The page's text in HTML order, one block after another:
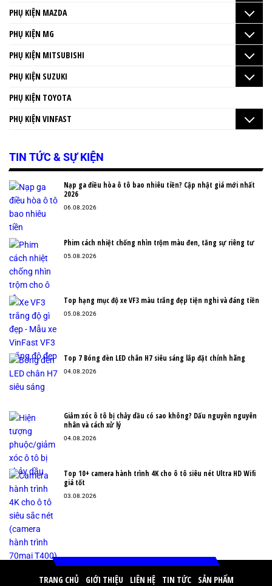
PHỤ KIỆN MAZDA
PHỤ KIỆN MG
PHỤ KIỆN MITSUBISHI
PHỤ KIỆN SUZUKI
PHỤ KIỆN TOYOTA
PHỤ KIỆN VINFAST
TIN TỨC & SỰ KIỆN
Nạp ga điều hòa ô tô bao nhiêu tiền? Cập nhật giá mới nhất
2026
06.08.2026
Phim cách nhiệt chống nhìn trộm màu đen, tăng sự riêng tư
05.08.2026
Top hạng mục độ xe VF3 màu trắng đẹp tiện nghi và đáng tiền
05.08.2026
Top 7 Bóng đèn LED chân H7 siêu sáng lắp đặt chính hãng
04.08.2026
Giảm xóc ô tô bị chảy dầu có sao không? Dấu nguyên nguyên
nhân và cách xử lý
04.08.2026
Top 10+ camera hành trình 4K cho ô tô siêu nét Ultra HD Wifi
giá tốt
03.08.2026
TRANG CHỦ GIỚI THIỆU LIÊN HỆ TIN TỨC SẢN PHẨM